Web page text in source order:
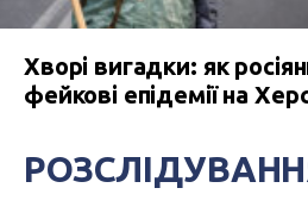
Хворі вигадки: як
фейкові епідемії на